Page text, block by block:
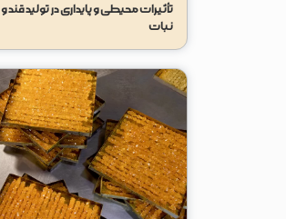
تأثیرات محیطی و پایداری در تولید قند و
نبات